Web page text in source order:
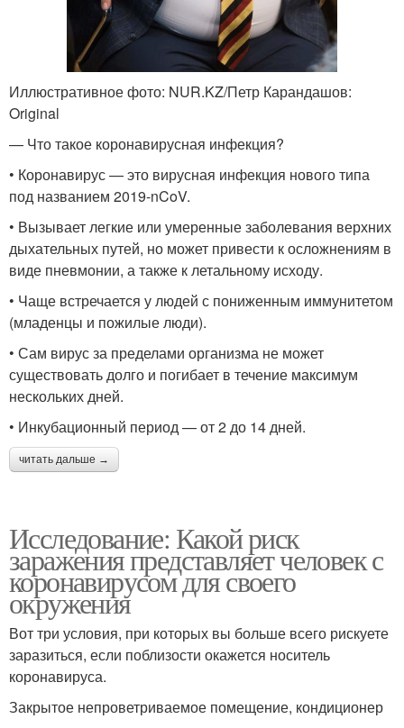
Иллюстративное фото: NUR.KZ/Петр Карандашов:
Original
— Что такое коронавирусная инфекция?
• Коронавирус — это вирусная инфекция нового типа
под названием 2019-nCoV.
• Вызывает легкие или умеренные заболевания верхних
дыхательных путей, но может привести к осложнениям в
виде пневмонии, а также к летальному исходу.
• Чаще встречается у людей с пониженным иммунитетом
(младенцы и пожилые люди).
• Сам вирус за пределами организма не может
существовать долго и погибает в течение максимум
нескольких дней.
• Инкубационный период — от 2 до 14 дней.
читать дальше →
Исследование: Какой риск
заражения представляет человек с
коронавирусом для своего
окружения
Вот три условия, при которых вы больше всего рискуете
заразиться, если поблизости окажется носитель
коронавируса.
Закрытое непроветриваемое помещение, кондиционер